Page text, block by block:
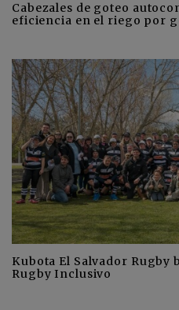
Cabezales de goteo
eficiencia en el riego por
Kubota El Salvador Rugby
Rugby Inclusivo